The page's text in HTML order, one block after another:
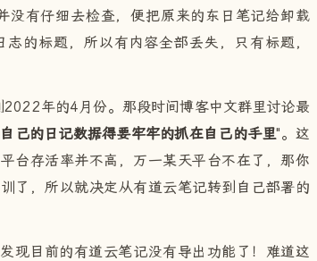
有仔细去检查，便把原来的东日笔记给卸载
的标题，所以有内容全部丢失，只有标题，
年的4月份。那段时间博客中文群里讨论最
自己的日记数据得要牢牢的抓在自己的手里"。这
台存活率并不高，万一某天平台不在了，那你
了，所以就决定从有道云笔记转到自己部署的
现目前的有道云笔记没有导出功能了！难道这